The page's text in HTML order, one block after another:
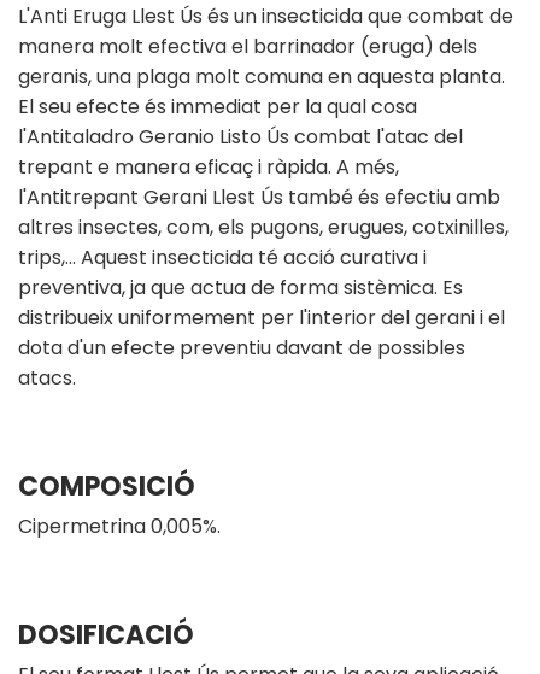
L'Anti Eruga Llest Ús és un insecticida que combat de
manera molt efectiva el barrinador (eruga) dels
geranis, una plaga molt comuna en aquesta planta.
El seu efecte és immediat per la qual cosa
l'Antitaladro Geranio Listo Ús combat l'atac del
trepant e manera eficaç i ràpida. A més,
l'Antitrepant Gerani Llest Ús també és efectiu amb
altres insectes, com, els pugons, erugues, cotxinilles,
trips,… Aquest insecticida té acció curativa i
preventiva, ja que actua de forma sistèmica. Es
distribueix uniformement per l'interior del gerani i el
dota d'un efecte preventiu davant de possibles
atacs.
COMPOSICIÓ
Cipermetrina 0,005%.
DOSIFICACIÓ